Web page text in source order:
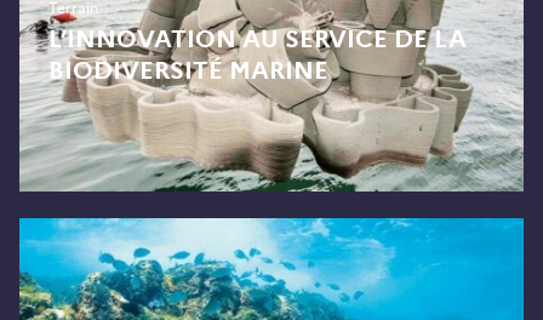
Terrain
L’INNOVATION AU SERVICE DE LA
BIODIVERSITÉ MARINE